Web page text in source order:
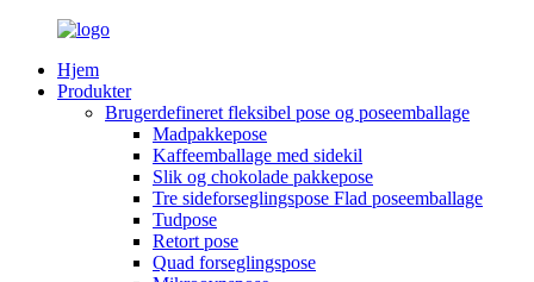
Hjem
Produkter
Brugerdefineret fleksibel pose og poseemballage
Madpakkepose
Kaffeemballage med sidekil
Slik og chokolade pakkepose
Tre sideforseglingspose Flad poseemballage
Tudpose
Retort pose
Quad forseglingspose